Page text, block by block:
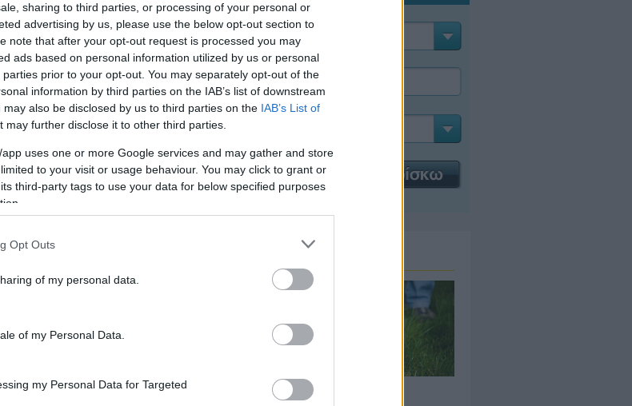
sharing to third parties, or processing of your personal or
advertising by us, please use the below opt-out section to
note that after your opt-out request is processed you may
ads based on personal information utilized by us or personal
prior to your opt-out. You may separately opt-out of the
information by third parties on the IAB’s list of downstream
also be disclosed by us to third parties on the IAB’s List of
may further disclose it to other third parties.
uses one or more Google services and may gather and store
to your visit or usage behaviour. You may click to grant or
third-party tags to use your data for below specified purposes
Opt Outs
of my personal data.
of my Personal Data.
my Personal Data for Targeted
τροφές. Έτσι, λοιπόν, η
δεν επηρεάζει τόσο πολύ
διαφόρων λιποπρωτεϊνών,
Density Lipoprotein) και η HDL
και «καλή» χοληστερίνη,
και οι χαμηλές τιμές
και κατά συνέπεια
, αγγειακά εγκεφαλικά
συνδυάζονται και με
ζωή, παχυσαρκία,
ο κίνδυνος πολλαπλασιάζεται.
θα πρέπει η ολική και η κακή
(<240mg/dl και
ένα επιθυμητό όριο
θα πρέπει να είναι ψηλότερη
τις γυναίκες. Η αντιμετώπιση
Τα πάντα για τους ανιχνευτές